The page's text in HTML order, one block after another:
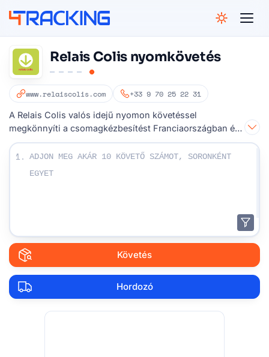
Relais Colis nyomkövetés
www.relaiscolis.com +33 9 70 25 22 31
A Relais Colis valós idejű nyomon követéssel
megkönnyíti a csomagkézbesítést Franciaországban és
Belgiumban.
Írja be a követési számát:
1.
Követés
Hordozó